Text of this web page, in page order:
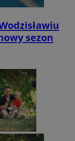
sezon